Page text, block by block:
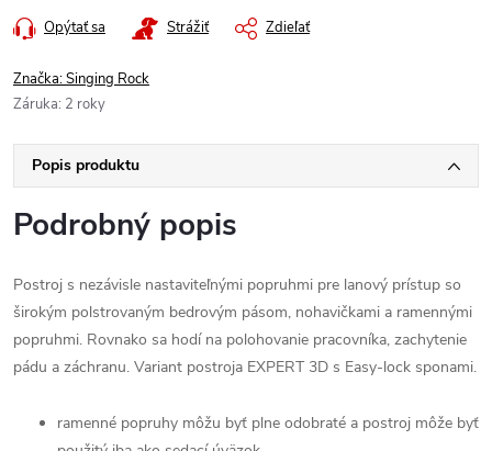
Opýtať sa Strážiť Zdieľať
Značka:Singing Rock
Záruka: 2 roky
Popis produktu
Podrobný popis
Postroj s nezávisle nastaviteľnými popruhmi pre lanový prístup so
širokým polstrovaným bedrovým pásom, nohavičkami a ramennými
popruhmi. Rovnako sa hodí na polohovanie pracovníka, zachytenie
pádu a záchranu. Variant postroja EXPERT 3D s Easy-lock sponami.
ramenné popruhy môžu byť plne odobraté a postroj môže byť